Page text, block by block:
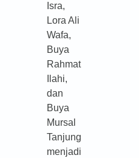
Isra,
Lora Ali
Wafa,
Buya
Rahmat
Ilahi,
dan
Buya
Mursal
Tanjung
menjadi